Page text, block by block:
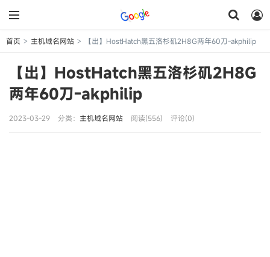
首页 > 主机域名网站 > 【出】HostHatch黑五洛杉矶2H8G两年60刀-akphilip
【出】HostHatch黑五洛杉矶2H8G
两年60刀-akphilip
2023-03-29 分类： 主机域名网站 阅读(556) 评论(0)